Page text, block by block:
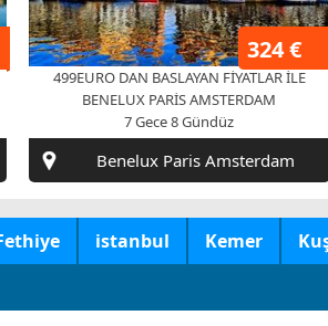
499EURO DAN BASLAYAN FİYATLAR İLE
BENELUX PARİS AMSTERDAM
7 Gece 8 Gündüz
Benelux Paris Amsterdam
Fethiye istanbul Kemer